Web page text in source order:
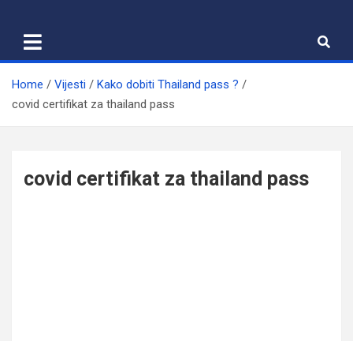
content
Home Vijesti
Kako dobiti Thailand pass ?
covid certifikat za thailand pass
covid certifikat za thailand pass